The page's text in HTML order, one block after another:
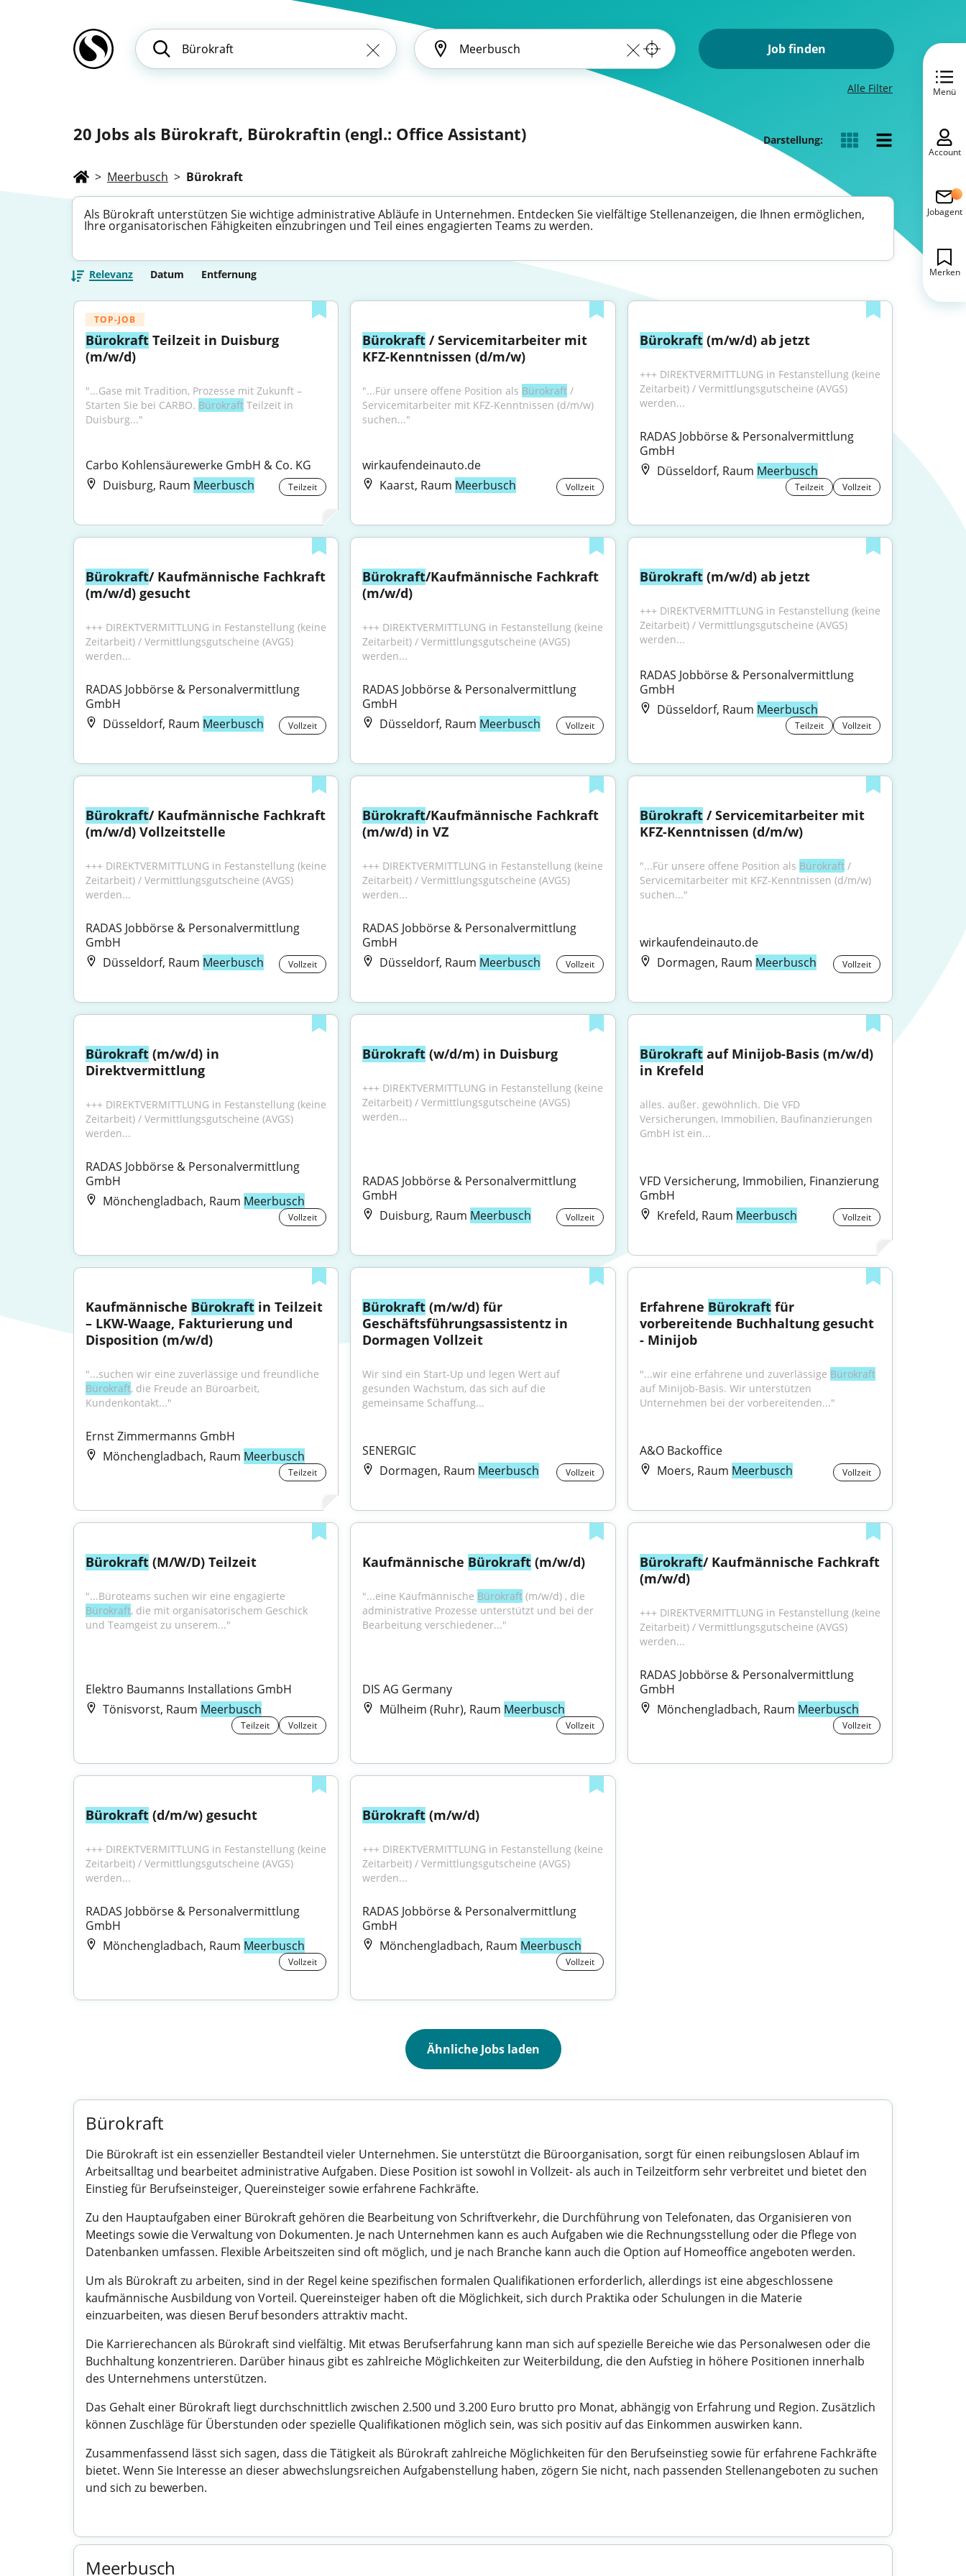
Job finden
Alle Filter
20 Jobs als Bürokraft, Bürokraftin (engl.: Office Assistant) Darstellung:
> Meerbusch > Bürokraft
Als Bürokraft unterstützen Sie wichtige administrative Abläufe in Unternehmen. Entdecken Sie vielfältige Stellenanzeigen, die Ihnen ermöglichen,
Ihre organisatorischen Fähigkeiten einzubringen und Teil eines engagierten Teams zu werden.
Relevanz Datum Entfernung
TOP-JOB
Bürokraft Teilzeit in Duisburg
(m/w/d)
"...Gase mit Tradition, Prozesse mit Zukunft –
Starten Sie bei CARBO. Bürokraft Teilzeit in
Duisburg..."
Carbo Kohlensäurewerke GmbH & Co. KG
Duisburg, Raum Meerbusch Teilzeit
Bürokraft / Servicemitarbeiter mit
KFZ-Kenntnissen (d/m/w)
"...Für unsere offene Position als Bürokraft /
Servicemitarbeiter mit KFZ-Kenntnissen (d/m/w)
suchen..."
wirkaufendeinauto.de
Kaarst, Raum Meerbusch Vollzeit
Bürokraft (m/w/d) ab jetzt
+++ DIREKTVERMITTLUNG in Festanstellung (keine
Zeitarbeit) / Vermittlungsgutscheine (AVGS)
werden...
RADAS Jobbörse & Personalvermittlung
GmbH
Düsseldorf, Raum Meerbusch
Teilzeit Vollzeit
Bürokraft/ Kaufmännische Fachkraft
(m/w/d) gesucht
+++ DIREKTVERMITTLUNG in Festanstellung (keine
Zeitarbeit) / Vermittlungsgutscheine (AVGS)
werden...
RADAS Jobbörse & Personalvermittlung
GmbH
Düsseldorf, Raum Meerbusch Vollzeit
Bürokraft/Kaufmännische Fachkraft
(m/w/d)
+++ DIREKTVERMITTLUNG in Festanstellung (keine
Zeitarbeit) / Vermittlungsgutscheine (AVGS)
werden...
RADAS Jobbörse & Personalvermittlung
GmbH
Düsseldorf, Raum Meerbusch Vollzeit
Bürokraft (m/w/d) ab jetzt
+++ DIREKTVERMITTLUNG in Festanstellung (keine
Zeitarbeit) / Vermittlungsgutscheine (AVGS)
werden...
RADAS Jobbörse & Personalvermittlung
GmbH
Düsseldorf, Raum Meerbusch
Teilzeit Vollzeit
Bürokraft/ Kaufmännische Fachkraft
(m/w/d) Vollzeitstelle
+++ DIREKTVERMITTLUNG in Festanstellung (keine
Zeitarbeit) / Vermittlungsgutscheine (AVGS)
werden...
RADAS Jobbörse & Personalvermittlung
GmbH
Düsseldorf, Raum Meerbusch Vollzeit
Bürokraft/Kaufmännische Fachkraft
(m/w/d) in VZ
+++ DIREKTVERMITTLUNG in Festanstellung (keine
Zeitarbeit) / Vermittlungsgutscheine (AVGS)
werden...
RADAS Jobbörse & Personalvermittlung
GmbH
Düsseldorf, Raum Meerbusch Vollzeit
Bürokraft / Servicemitarbeiter mit
KFZ-Kenntnissen (d/m/w)
"...Für unsere offene Position als Bürokraft /
Servicemitarbeiter mit KFZ-Kenntnissen (d/m/w)
suchen..."
wirkaufendeinauto.de
Dormagen, Raum Meerbusch Vollzeit
Bürokraft (m/w/d) in
Direktvermittlung
+++ DIREKTVERMITTLUNG in Festanstellung (keine
Zeitarbeit) / Vermittlungsgutscheine (AVGS)
werden...
RADAS Jobbörse & Personalvermittlung
GmbH
Mönchengladbach, Raum Meerbusch
Vollzeit
Bürokraft (w/d/m) in Duisburg
+++ DIREKTVERMITTLUNG in Festanstellung (keine
Zeitarbeit) / Vermittlungsgutscheine (AVGS)
werden...
RADAS Jobbörse & Personalvermittlung
GmbH
Duisburg, Raum Meerbusch Vollzeit
Bürokraft auf Minijob-Basis (m/w/d)
in Krefeld
alles. außer. gewöhnlich. Die VFD
Versicherungen, Immobilien, Baufinanzierungen
GmbH ist ein...
VFD Versicherung, Immobilien, Finanzierung
GmbH
Krefeld, Raum Meerbusch Vollzeit
Kaufmännische Bürokraft in Teilzeit
– LKW-Waage, Fakturierung und
Disposition (m/w/d)
Bürokraft, die Freude an Büroarbeit,
Kundenkontakt..."
Ernst Zimmermanns GmbH
Mönchengladbach, Raum Meerbusch
Teilzeit
Bürokraft (m/w/d) für
Geschäftsführungsassistentz in
Dormagen Vollzeit
Wir sind ein Start-Up und legen Wert auf
gesunden Wachstum, das sich auf die
gemeinsame Schaffung...
SENERGIC
Dormagen, Raum Meerbusch Vollzeit
Erfahrene Bürokraft für
vorbereitende Buchhaltung gesucht
- Minijob
"...wir eine erfahrene und zuverlässige Bürokraft
auf Minijob-Basis. Wir unterstützen
Unternehmen bei der vorbereitenden..."
A&O Backoffice
Moers, Raum Meerbusch Vollzeit
Bürokraft (M/W/D) Teilzeit
Bürokraft, die mit organisatorischem Geschick
und Teamgeist zu unserem..."
Elektro Baumanns Installations GmbH
Tönisvorst, Raum Meerbusch
Teilzeit Vollzeit
Kaufmännische Bürokraft (m/w/d)
"...eine Kaufmännische Bürokraft (m/w/d) , die
administrative Prozesse unterstützt und bei der
Bearbeitung verschiedener..."
DIS AG Germany
Mülheim (Ruhr), Raum Meerbusch
Vollzeit
Bürokraft/ Kaufmännische Fachkraft
(m/w/d)
+++ DIREKTVERMITTLUNG in Festanstellung (keine
Zeitarbeit) / Vermittlungsgutscheine (AVGS)
werden...
RADAS Jobbörse & Personalvermittlung
GmbH
Mönchengladbach, Raum Meerbusch
Vollzeit
Bürokraft (d/m/w) gesucht
+++ DIREKTVERMITTLUNG in Festanstellung (keine
Zeitarbeit) / Vermittlungsgutscheine (AVGS)
werden...
RADAS Jobbörse & Personalvermittlung
GmbH
Mönchengladbach, Raum Meerbusch
Vollzeit
Bürokraft (m/w/d)
+++ DIREKTVERMITTLUNG in Festanstellung (keine
Zeitarbeit) / Vermittlungsgutscheine (AVGS)
werden...
RADAS Jobbörse & Personalvermittlung
GmbH
Mönchengladbach, Raum Meerbusch
Vollzeit
Ähnliche Jobs laden
Bürokraft
Die Bürokraft ist ein essenzieller Bestandteil vieler Unternehmen. Sie unterstützt die Büroorganisation, sorgt für einen reibungslosen Ablauf im
Arbeitsalltag und bearbeitet administrative Aufgaben. Diese Position ist sowohl in Vollzeit- als auch in Teilzeitform sehr verbreitet und bietet den
Einstieg für Berufseinsteiger, Quereinsteiger sowie erfahrene Fachkräfte.
Zu den Hauptaufgaben einer Bürokraft gehören die Bearbeitung von Schriftverkehr, die Durchführung von Telefonaten, das Organisieren von
Meetings sowie die Verwaltung von Dokumenten. Je nach Unternehmen kann es auch Aufgaben wie die Rechnungsstellung oder die Pflege von
Datenbanken umfassen. Flexible Arbeitszeiten sind oft möglich, und je nach Branche kann auch die Option auf Homeoffice angeboten werden.
Um als Bürokraft zu arbeiten, sind in der Regel keine spezifischen formalen Qualifikationen erforderlich, allerdings ist eine abgeschlossene
kaufmännische Ausbildung von Vorteil. Quereinsteiger haben oft die Möglichkeit, sich durch Praktika oder Schulungen in die Materie
einzuarbeiten, was diesen Beruf besonders attraktiv macht.
Die Karrierechancen als Bürokraft sind vielfältig. Mit etwas Berufserfahrung kann man sich auf spezielle Bereiche wie das Personalwesen oder die
Buchhaltung konzentrieren. Darüber hinaus gibt es zahlreiche Möglichkeiten zur Weiterbildung, die den Aufstieg in höhere Positionen innerhalb
des Unternehmens unterstützen.
Das Gehalt einer Bürokraft liegt durchschnittlich zwischen 2.500 und 3.200 Euro brutto pro Monat, abhängig von Erfahrung und Region. Zusätzlich
können Zuschläge für Überstunden oder spezielle Qualifikationen möglich sein, was sich positiv auf das Einkommen auswirken kann.
Zusammenfassend lässt sich sagen, dass die Tätigkeit als Bürokraft zahlreiche Möglichkeiten für den Berufseinstieg sowie für erfahrene Fachkräfte
bietet. Wenn Sie Interesse an dieser abwechslungsreichen Aufgabenstellung haben, zögern Sie nicht, nach passenden Stellenangeboten zu suchen
und sich zu bewerben.
Meerbusch
Menü
Account
Jobagent
Merken